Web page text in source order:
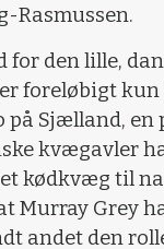
Rasmussen.
for den lille,
foreløbigt
Sjælland, en
kvægavler
kødkvæg til
Murray Grey
andet den